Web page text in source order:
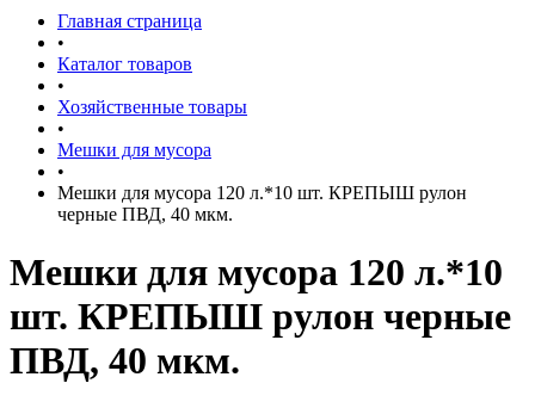
Главная страница
•
Каталог товаров
•
Хозяйственные товары
•
Мешки для мусора
•
Мешки для мусора 120 л.*10 шт. КРЕПЫШ рулон
черные ПВД, 40 мкм.
Мешки для мусора 120 л.*10
шт. КРЕПЫШ рулон черные
ПВД, 40 мкм.